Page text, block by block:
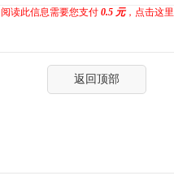
阅读此信息需要您支付 0.5 元，点击这
返回顶部